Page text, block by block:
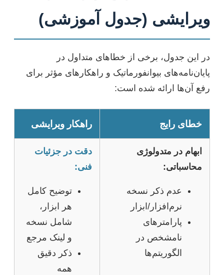
ویرایشی (جدول آموزشی)
در این جدول، برخی از خطاهای متداول در
پایان‌نامه‌های بیوانفورماتیک و راهکارهای مؤثر برای
رفع آن‌ها ارائه شده است:
خطای رایج راهکار ویرایشی
ابهام در متدولوژی
محاسباتی:
عدم ذکر نسخه
نرم‌افزار/ابزار
پارامترهای
نامشخص در
الگوریتم‌ها
دقت در جزئیات
فنی:
توضیح کامل
هر ابزار،
شامل نسخه
و لینک مرجع
ذکر دقیق
همه